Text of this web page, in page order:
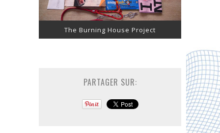
The Burning House Project
PARTAGER SUR: